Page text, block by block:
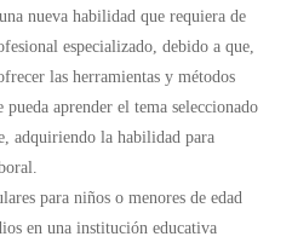
nueva habilidad que requiera de
especializado, debido a que,
las herramientas y métodos
pueda aprender el tema seleccionado
adquiriendo la habilidad para
para niños o menores de edad
en una institución educativa